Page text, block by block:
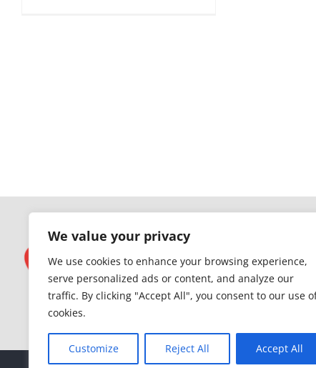
We value your privacy
We use cookies to enhance your browsing experience,
serve personalized ads or content, and analyze our
traffic. By clicking "Accept All", you consent to our use
cookies.
Customize Reject All Accept All